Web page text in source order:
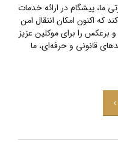
ما، پیشگام در ارائه خدمات
که اکنون امکان انتقال امن
برعکس را برای موکلین عزیز
قانونی و حرفه‌ای، ما